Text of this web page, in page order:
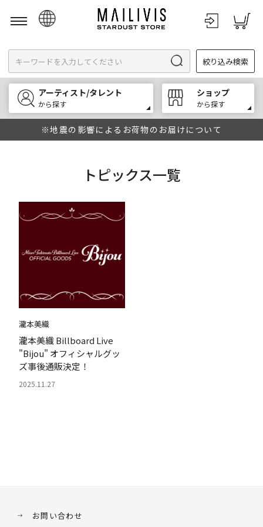
English
한국어
中文
絞り込み検索
アーティスト/タレント
から探す
ショップ
から探す
※地震の影響によるお荷物のお届けについて
トピックス一覧
瀧本美織
瀧本美織 Billboard Live
"Bijou" オフィシャルグッ
ズ事後通販決定！
2025.11.27
お問い合わせ